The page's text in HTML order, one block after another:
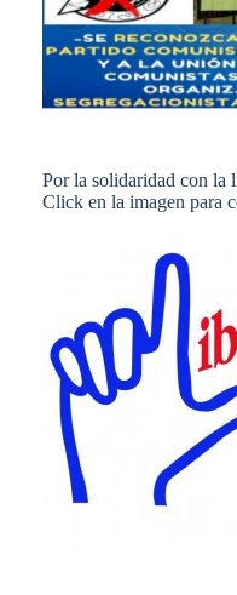
Por la solidaridad con la
Click en la imagen para